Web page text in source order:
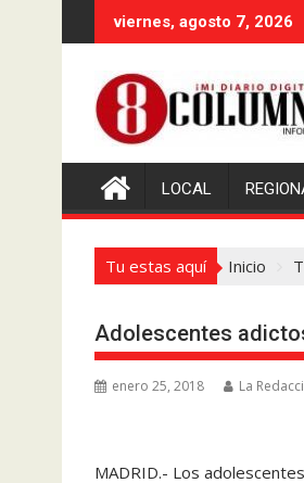
al
viernes, agosto 7, 2026
LOCAL
Tu estas aquí Inicio
Adolescentes
enero 25, 2018 La
MADRID.- Los